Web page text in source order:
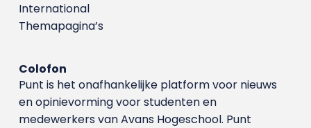
International
Themapagina’s
Colofon
Punt is het onafhankelijke platform voor nieuws
en opinievorming voor studenten en
medewerkers van Avans Hoge­school. Punt